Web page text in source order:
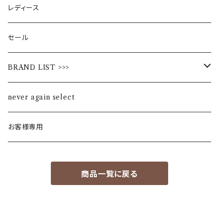
レディース
セール
BRAND LIST >>>
ALL STAR
Alohaloha
never again select
お客様専用
商品一覧に戻る